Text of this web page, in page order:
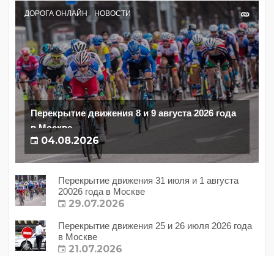
ДОРОГА ОНЛАЙН НОВОСТИ
Перекрытие движения 8 и 9 августа 2026 года
в Москве
04.08.2026
Перекрытие движения 31 июля и 1 августа
20026 года в Москве
29.07.2026
Перекрытие движения 25 и 26 июля 2026 года
в Москве
21.07.2026